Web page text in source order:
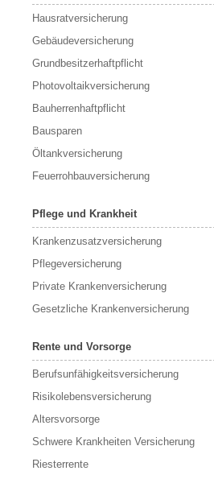
Hausratversicherung
Gebäudeversicherung
Grundbesitzerhaftpflicht
Photovoltaikversicherung
Bauherrenhaftpflicht
Bausparen
Öltankversicherung
Feuerrohbauversicherung
Pflege und Krankheit
Krankenzusatzversicherung
Pflegeversicherung
Private Krankenversicherung
Gesetzliche Krankenversicherung
Rente und Vorsorge
Berufs­unfähigkeitsversicherung
Risikolebensversicherung
Altersvorsorge
Schwere Krankheiten Versicherung
Riesterrente